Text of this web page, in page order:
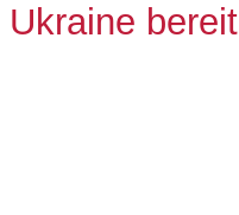
Ukraine bereit